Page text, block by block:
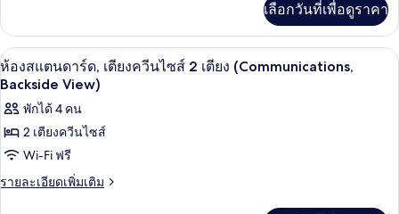
คิง
ไซส์
1
เตียง,
พร้อม
สิ่ง
อำนวย
เกี่ยว
กับ
ห้อง
สแตนดาร์ด,
คิง
ไซส์
เตียง,
พร้อม
สิ่ง
เลือกวันที่เพื่อดูราคา
เปิด
ภาพถ่าย
ทั้งหมด
ของ
ห้อง
สแตนดาร์ด,
เครื่องนอนป้องกันสารก่อภูมิแพ้, ตู้นิร
3
ห้องสแตนดาร์ด, เตียงควีนไซส์ 2 เตียง (Communications,
Backside View)
พักได้ 4 คน
2 เตียงควีนไซส์
Wi-Fi ฟรี
รายละเอียดเพิ่มเติม
ราย